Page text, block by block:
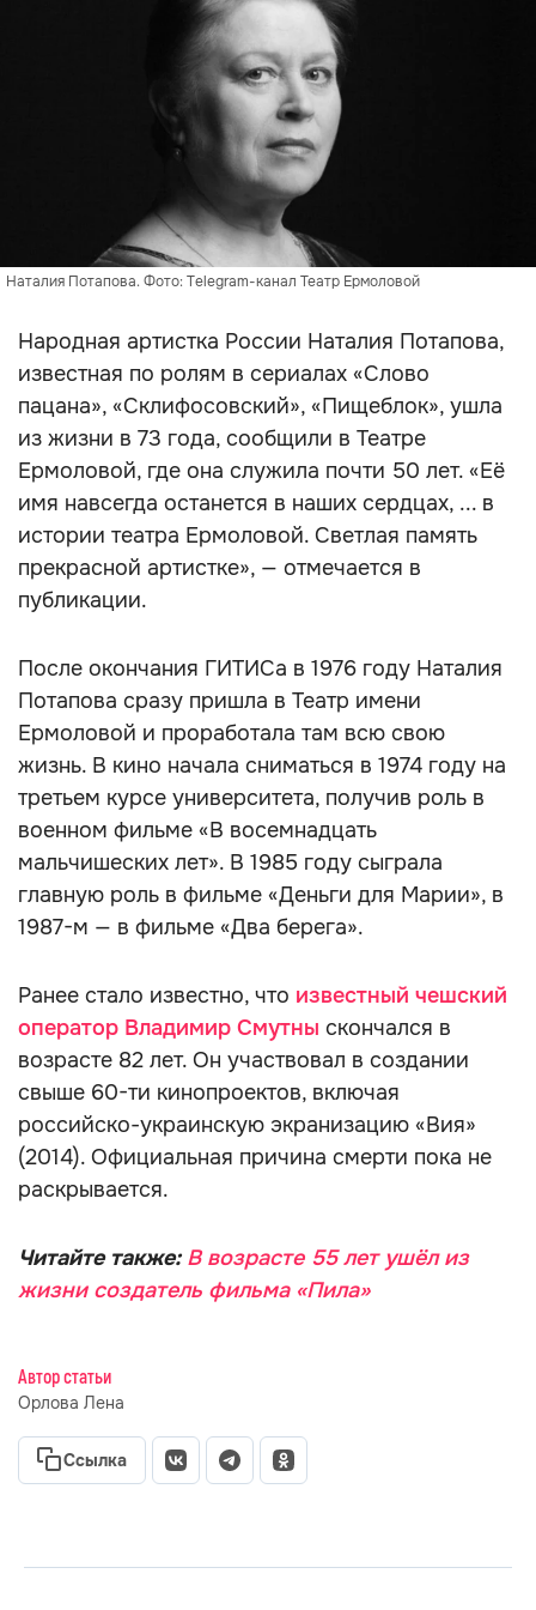
Наталия Потапова. Фото: Telegram-канал Театр Ермоловой
Народная артистка России Наталия Потапова,
известная по ролям в сериалах «Слово
пацана», «Склифосовский», «Пищеблок», ушла
из жизни в 73 года, сообщили в Театре
Ермоловой, где она служила почти 50 лет. «Её
имя навсегда останется в наших сердцах, ... в
истории театра Ермоловой. Светлая память
прекрасной артистке», — отмечается в
публикации.
После окончания ГИТИСа в 1976 году Наталия
Потапова сразу пришла в Театр имени
Ермоловой и проработала там всю свою
жизнь. В кино начала сниматься в 1974 году на
третьем курсе университета, получив роль в
военном фильме «В восемнадцать
мальчишеских лет». В 1985 году сыграла
главную роль в фильме «Деньги для Марии», в
1987-м — в фильме «Два берега».
Ранее стало известно, что известный чешский
оператор Владимир Смутны скончался в
возрасте 82 лет. Он участвовал в создании
свыше 60-ти кинопроектов, включая
российско-украинскую экранизацию «Вия»
(2014). Официальная причина смерти пока не
раскрывается.
Читайте также: В возрасте 55 лет ушёл из
жизни создатель фильма «Пила»
Автор статьи
Орлова Лена
Ссылка